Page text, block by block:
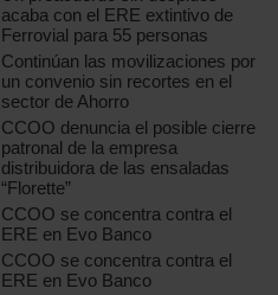
acaba con el ERE extintivo de
Ferrovial para 55 personas
Continúan las movilizaciones por
un convenio sin recortes en el
sector de Ahorro
CCOO denuncia el posible cierre
patronal de la empresa
distribuidora de las ensaladas
“Florette”
CCOO se concentra contra el
ERE en Evo Banco
CCOO se concentra contra el
ERE en Evo Banco